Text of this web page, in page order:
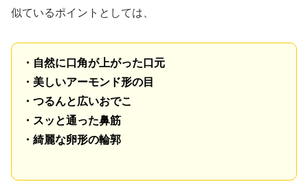
似ているポイントとしては、
・自然に口角が上がった口元
・美しいアーモンド形の目
・つるんと広いおでこ
・スッと通った鼻筋
・綺麗な卵形の輪郭